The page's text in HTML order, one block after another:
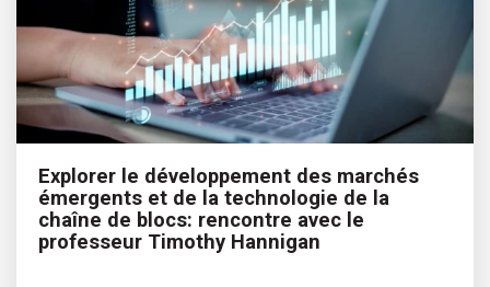
Explorer le développement des marchés
émergents et de la technologie de la
chaîne de blocs: rencontre avec le
professeur Timothy Hannigan